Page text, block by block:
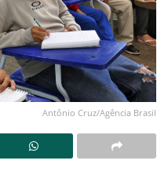
Antônio Cruz/Agência Brasil